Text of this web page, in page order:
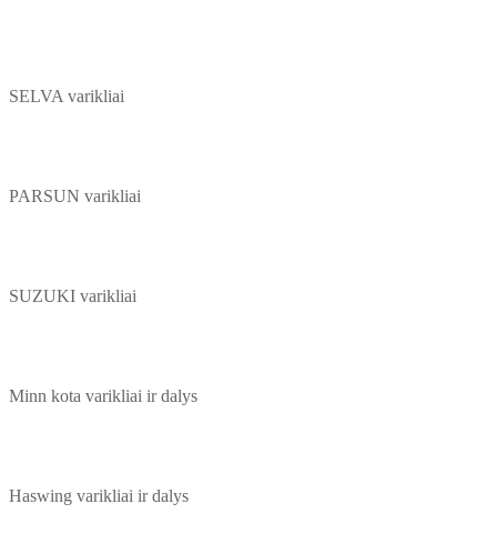
SELVA varikliai
PARSUN varikliai
SUZUKI varikliai
Minn kota varikliai ir dalys
Haswing varikliai ir dalys